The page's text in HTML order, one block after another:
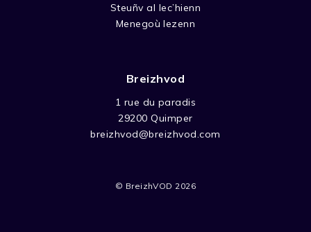
Steuñv al lec’hienn
Menegoù lezenn
Breizhvod
1 rue du paradis
29200 Quimper
breizhvod@breizhvod.com
© BreizhVOD 2026